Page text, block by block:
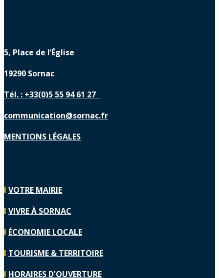
5, Place de l’Église
19290 Sornac
Tél. : +33(0)5 55 94 61 27
communication@sornac.fr
MENTIONS LÉGALES
I VOTRE MAIRIE
I VIVRE À SORNAC
I ÉCONOMIE LOCALE
I TOURISME & TERRITOIRE
I HORAIRES D'OUVERTURE